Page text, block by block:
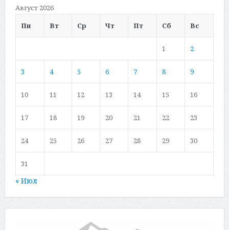
Август 2026
Пн
Вт Ср Чт Пт Сб Вс
1 2
3 4 5 6 7 8 9
10 11 12 13 14 15 16
17 18 19 20 21 22 23
24 25 26 27 28 29 30
31
« Июл